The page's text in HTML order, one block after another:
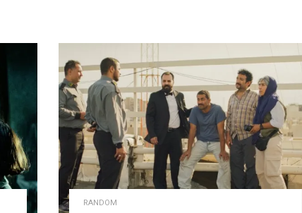
RANDOM